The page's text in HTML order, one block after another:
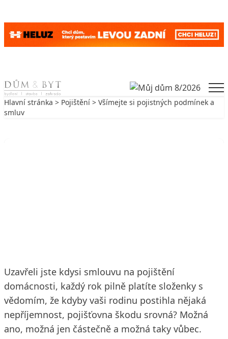
Skip to content
Hlavní stránka > Pojištění > Všímejte si pojistných podmínek a
smluv
Uzavřeli jste kdysi smlouvu na pojištění
domácnosti, každý rok pilně platíte složenky s
vědomím, že kdyby vaši rodinu postihla nějaká
nepříjemnost, pojišťovna škodu srovná? Možná
ano, možná jen částečně a možná taky vůbec.